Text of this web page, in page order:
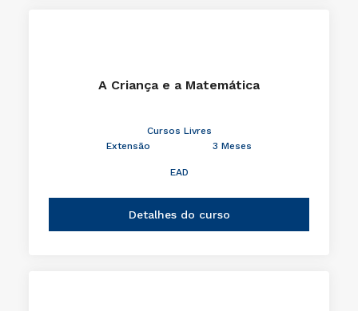
A Criança e a Matemática
Cursos Livres
Extensão
3 Meses
EAD
Detalhes do curso